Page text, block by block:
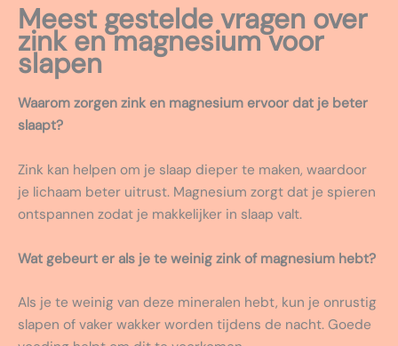
Meest gestelde vragen over
zink en magnesium voor
slapen
Waarom zorgen zink en magnesium ervoor dat je beter
slaapt?
Zink kan helpen om je slaap dieper te maken, waardoor
je lichaam beter uitrust. Magnesium zorgt dat je spieren
ontspannen zodat je makkelijker in slaap valt.
Wat gebeurt er als je te weinig zink of magnesium hebt?
Als je te weinig van deze mineralen hebt, kun je onrustig
slapen of vaker wakker worden tijdens de nacht. Goede